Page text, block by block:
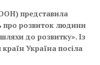
представила
про розвиток людини
до розвитку». Із
Україна посіла